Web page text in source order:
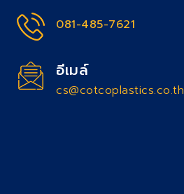
081-485-7621
อีเมล์
cs@cotcoplastics.co.th